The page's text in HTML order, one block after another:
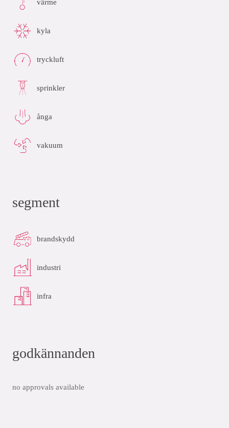
värme
kyla
tryckluft
sprinkler
ånga
vakuum
segment
brandskydd
industri
infra
godkännanden
no approvals available